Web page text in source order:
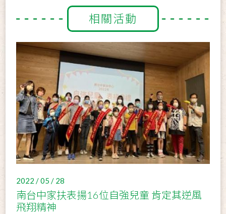
相關活動
2022 / 05 / 28
南台中家扶表揚16位自強兒童 肯定其逆風
飛翔精神